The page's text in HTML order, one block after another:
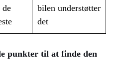
bilen understøtter
det
punkter til at finde den